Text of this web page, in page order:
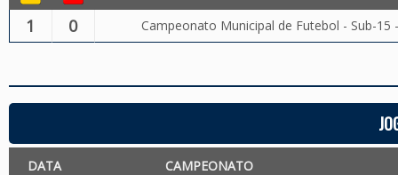
1 0 Campeonato Municipal de Futebol - Sub-15
DATA CAMPEONATO